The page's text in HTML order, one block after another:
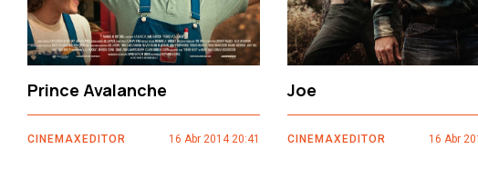
Prince Avalanche
CINEMAXEDITOR 16 Abr 2014 20:41
Joe
CINEMAXEDITOR 16 Abr